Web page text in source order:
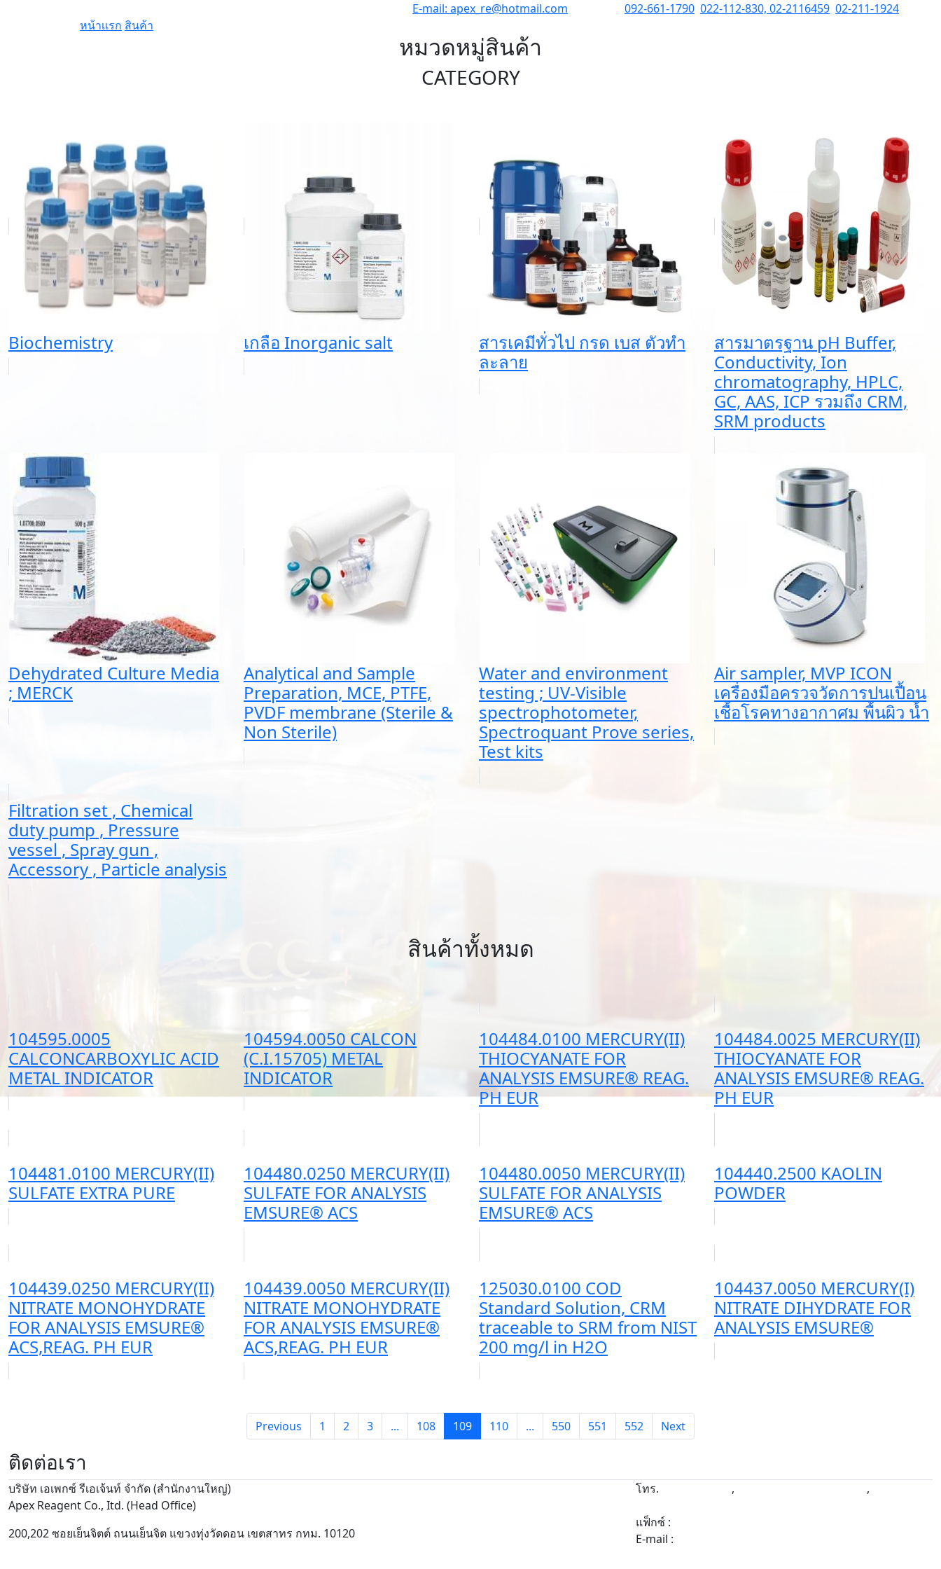
E-mail: apex_re@hotmail.com 092-661-1790 022-112-830, 02-2116459 02-211-1924
หน้าเเรก สินค้า
หมวดหมู่สินค้า
CATEGORY
Biochemistry เกลือ Inorganic salt
สารเคมีทั่วไป กรด เบส ตัวทำ
ละลาย
สารมาตรฐาน pH Buffer,
Conductivity, Ion
chromatography, HPLC,
GC, AAS, ICP รวมถึง CRM,
SRM products
Dehydrated Culture Media
; MERCK
Analytical and Sample
Preparation, MCE, PTFE,
PVDF membrane (Sterile &
Non Sterile)
Water and environment
testing ; UV-Visible
spectrophotometer,
Spectroquant Prove series,
Test kits
Air sampler, MVP ICON
เครื่องมือครวจวัดการปนเปื้อน
เชื้อโรคทางอากาศม พื้นผิว น้ำ
Filtration set , Chemical
duty pump , Pressure
vessel , Spray gun ,
Accessory , Particle analysis
สินค้าทั้งหมด
104595.0005
CALCONCARBOXYLIC ACID
METAL INDICATOR
104594.0050 CALCON
(C.I.15705) METAL
INDICATOR
104484.0100 MERCURY(II)
THIOCYANATE FOR
ANALYSIS EMSURE® REAG.
PH EUR
104484.0025 MERCURY(II)
THIOCYANATE FOR
ANALYSIS EMSURE® REAG.
PH EUR
104481.0100 MERCURY(II)
SULFATE EXTRA PURE
104480.0250 MERCURY(II)
SULFATE FOR ANALYSIS
EMSURE® ACS
104480.0050 MERCURY(II)
SULFATE FOR ANALYSIS
EMSURE® ACS
104440.2500 KAOLIN
POWDER
104439.0250 MERCURY(II)
NITRATE MONOHYDRATE
FOR ANALYSIS EMSURE®
ACS,REAG. PH EUR
104439.0050 MERCURY(II)
NITRATE MONOHYDRATE
FOR ANALYSIS EMSURE®
ACS,REAG. PH EUR
125030.0100 COD
Standard Solution, CRM
traceable to SRM from NIST
200 mg/l in H2O
104437.0050 MERCURY(I)
NITRATE DIHYDRATE FOR
ANALYSIS EMSURE®
Previous 1 2 3 ... 108 109 110 ... 550 551 552 Next
ติดต่อเรา
บริษัท เอเพกซ์ รีเอเจ้นท์ จำกัด (สำนักงานใหญ่)
Apex Reagent Co., Itd. (Head Office)
200,202 ซอยเย็นจิตต์ ถนนเย็นจิต แขวงทุ่งวัดดอน เขตสาทร กทม. 10120
โทร. , ,
แฟ็กซ์ :
E-mail :